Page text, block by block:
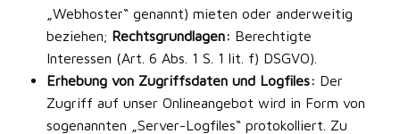
„Webhoster“ genannt) mieten oder anderweitig
beziehen; Rechtsgrundlagen: Berechtigte
Interessen (Art. 6 Abs. 1 S. 1 lit. f) DSGVO).
Erhebung von Zugriffsdaten und Logfiles: Der
Zugriff auf unser Onlineangebot wird in Form von
sogenannten „Server-Logfiles“ protokolliert. Zu